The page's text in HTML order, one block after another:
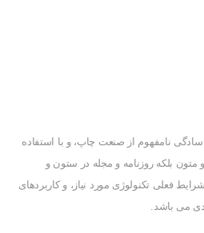
نامفهوم از صنعت چاپ، و با استفاده
متون بلکه روزنامه و مجله در ستون و
فعلی تکنولوژی مورد نیاز، و کاربردهای
می باشد.